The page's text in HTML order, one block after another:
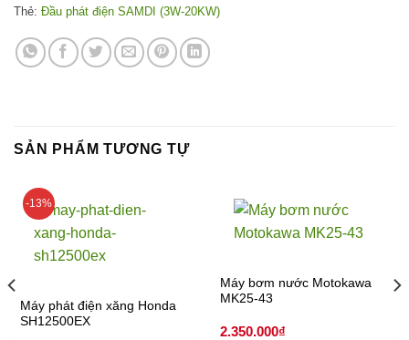
Thẻ: Đầu phát điện SAMDI (3W-20KW)
SẢN PHẨM TƯƠNG TỰ
-13%
Máy phát điện xăng Honda
SH12500EX
Máy bơm nước Motokawa
MK25-43
2.350.000₫